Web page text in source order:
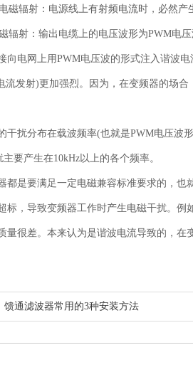
磁辐射：电源线上有射频电流时，必然产
辐射：输出电缆上的电压波形为PWM电
向电网上用PWM电压波的形式注入谐波
流发射)更加强烈。因为，在变频器的场
干扰分布在载波频率(也就是PWM电压波
要产生在10kHz以上的各个频率。
都是要满足一定电磁兼容标准要求的，
标，导致变频器工作时产生电磁干扰。
量很差。本来认为是谐波电流导致的，
馈通滤波器常用的3种安装方法